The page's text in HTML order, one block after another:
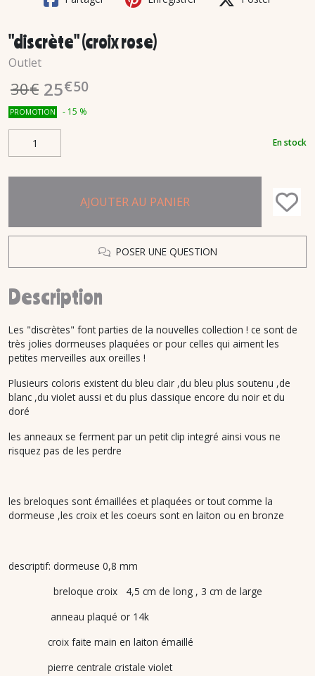
"discrète" (croix rose)
Outlet
30€ 25€50
PROMOTION - 15 %
En stock
AJOUTER AU PANIER
POSER UNE QUESTION
Description
Les "discrètes" font parties de la nouvelles collection ! ce sont de
très jolies dormeuses plaquées or pour celles qui aiment les
petites merveilles aux oreilles !
Plusieurs coloris existent du bleu clair ,du bleu plus soutenu ,de
blanc ,du violet aussi et du plus classique encore du noir et du
doré
les anneaux se ferment par un petit clip integré ainsi vous ne
risquez pas de les perdre
les breloques sont émaillées et plaquées or tout comme la
dormeuse ,les croix et les coeurs sont en laiton ou en bronze
descriptif: dormeuse 0,8 mm
breloque croix 4,5 cm de long , 3 cm de large
anneau plaqué or 14k
croix faite main en laiton émaillé
pierre centrale cristale violet